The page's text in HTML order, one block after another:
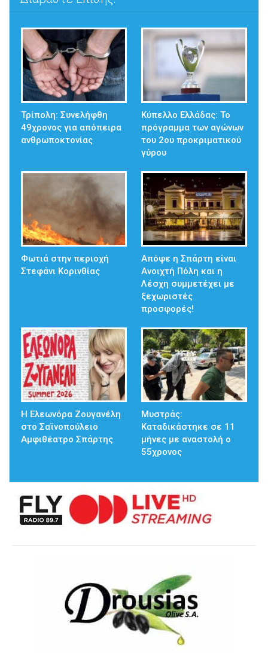
Τρίπολη: Συνελήφθη
49χρονος για απόπειρα
ανθρωποκτονίας
Κύπελλο Ελλάδας: Το
πρόγραμμα των αγώνων
του 2ου προκριματικού
γύρου
Φωτιά στην περιοχή
Στεφάνι Κορινθίας
Απόψε η Σπάρτη είναι
Ανοιχτή Πόλη και η
Λέσχη συμμετέχει με
ξεχωριστές
προσφορές!
Η Ελεωνόρα Ζουγανέλη
στο Σαϊνοπούλειο
Αμφιθέατρο Σπάρτης
Μυστράς:
Καταδικάστηκε σε 11
μήνες με αναστολή ο
55χρονος